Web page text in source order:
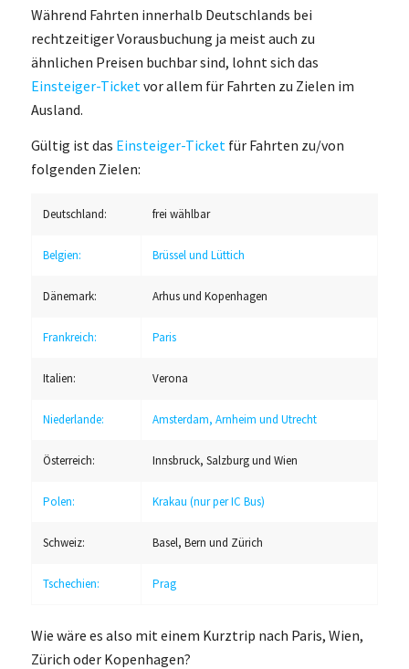
Während Fahrten innerhalb Deutschlands bei
rechtzeitiger Vorausbuchung ja meist auch zu
ähnlichen Preisen buchbar sind, lohnt sich das
Einsteiger-Ticket vor allem für Fahrten zu Zielen im
Ausland.
Gültig ist das Einsteiger-Ticketfür Fahrten zu/von
folgenden Zielen:
Deutschland: frei wählbar
Belgien: Brüssel und Lüttich
Dänemark: Arhus und Kopenhagen
Frankreich: Paris
Italien: Verona
Niederlande: Amsterdam, Arnheim und Utrecht
Österreich: Innsbruck, Salzburg und Wien
Polen: Krakau (nur per IC Bus)
Schweiz: Basel, Bern und Zürich
Tschechien: Prag
Wie wäre es also mit einem Kurztrip nach Paris, Wien,
Zürich oder Kopenhagen?